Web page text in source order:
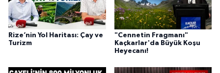
Rize’nin Yol Haritası: Çay ve
Turizm
"Cennetin Fragmanı"
Kaçkarlar'da Büyük Koşu
Heyecanı!